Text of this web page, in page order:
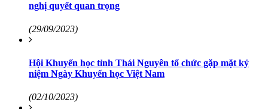
nghị quyết quan trọng
(29/09/2023)
Hội Khuyến học tỉnh Thái Nguyên tổ chức gặp mặt kỷ
niệm Ngày Khuyến học Việt Nam
(02/10/2023)